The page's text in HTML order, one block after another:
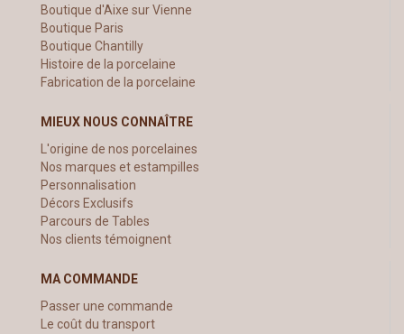
Boutique d'Aixe sur Vienne
Boutique Paris
Boutique Chantilly
Histoire de la porcelaine
Fabrication de la porcelaine
MIEUX NOUS CONNAÎTRE
L'origine de nos porcelaines
Nos marques et estampilles
Personnalisation
Décors Exclusifs
Parcours de Tables
Nos clients témoignent
MA COMMANDE
Passer une commande
Le coût du transport